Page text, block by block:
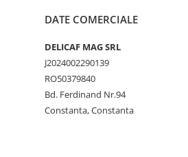
DATE COMERCIALE
DELICAF MAG SRL
J2024002290139
RO50379840
Bd. Ferdinand Nr.94
Constanta, Constanta